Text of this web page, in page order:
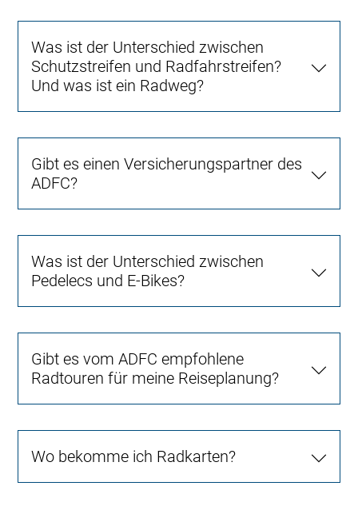
Was ist der Unterschied zwischen
Schutzstreifen und Radfahrstreifen?
Und was ist ein Radweg?
Gibt es einen Versicherungspartner des
ADFC?
Was ist der Unterschied zwischen
Pedelecs und E-Bikes?
Gibt es vom ADFC empfohlene
Radtouren für meine Reiseplanung?
Wo bekomme ich Radkarten?